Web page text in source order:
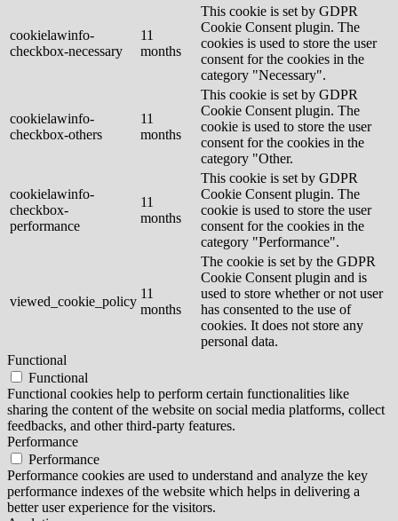
cookielawinfo-
checkbox-necessary
11
months
This cookie is set by GDPR
Cookie Consent plugin. The
cookies is used to store the user
consent for the cookies in the
category "Necessary".
cookielawinfo-
checkbox-others
11
months
This cookie is set by GDPR
Cookie Consent plugin. The
cookie is used to store the user
consent for the cookies in the
category "Other.
cookielawinfo-
checkbox-
performance
11
months
This cookie is set by GDPR
Cookie Consent plugin. The
cookie is used to store the user
consent for the cookies in the
category "Performance".
viewed_cookie_policy
11
months
The cookie is set by the GDPR
Cookie Consent plugin and is
used to store whether or not user
has consented to the use of
cookies. It does not store any
personal data.
Functional
Functional
Functional cookies help to perform certain functionalities like
sharing the content of the website on social media platforms, collect
feedbacks, and other third-party features.
Performance
Performance
Performance cookies are used to understand and analyze the key
performance indexes of the website which helps in delivering a
better user experience for the visitors.